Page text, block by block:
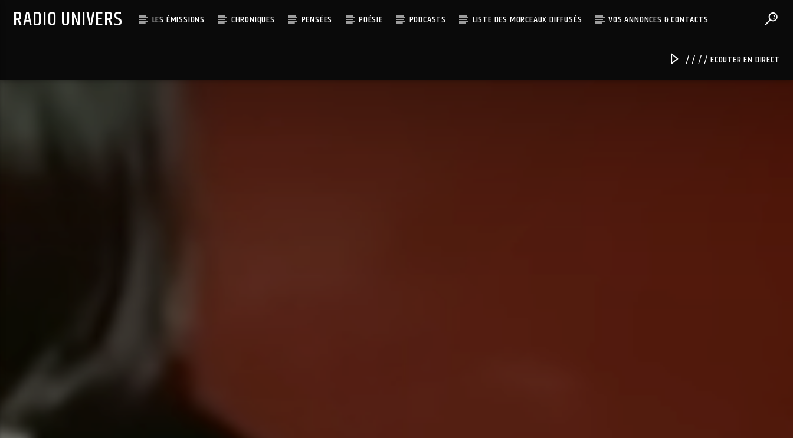
RADIO UNIVERS LES ÉMISSIONS CHRONIQUES PENSÉES POÉSIE PODCASTS LISTE DES MORCEAUX DIFFUSÉS VOS ANNONCES & CONTACTS
/ / / / ECOUTER EN DIRECT